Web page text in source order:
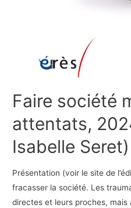
Faire société
attentats,
Isabelle Seret)
Présentation (voir le site de
fracasser la société. Les
directes et leurs proches, mais